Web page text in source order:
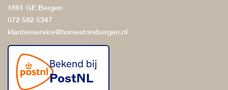
1861 GE Bergen
072 582 5347
klantenservice@homestorebergen.nl